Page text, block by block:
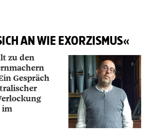
AN WIE EXORZISMUS«
zu den
Gespräch
im